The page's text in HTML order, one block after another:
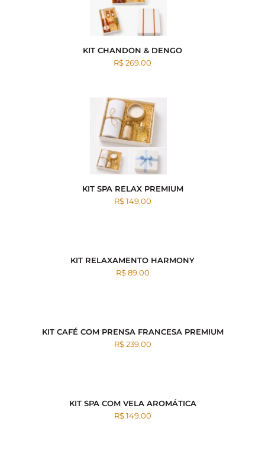
KIT CHANDON & DENGO
R$ 269.00
KIT SPA RELAX PREMIUM
R$ 149.00
KIT RELAXAMENTO HARMONY
R$ 89.00
KIT CAFÉ COM PRENSA FRANCESA PREMIUM
R$ 239.00
KIT SPA COM VELA AROMÁTICA
R$ 149.00